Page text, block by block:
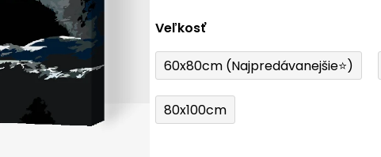
Veľkosť
60x80cm (Najpredávanejšie⭐)
80x100cm